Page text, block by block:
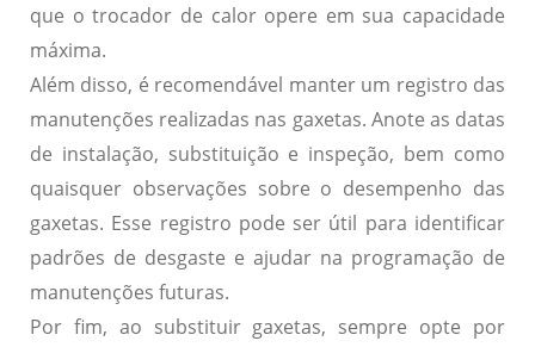
que o trocador de calor opere em sua capacidade
máxima.
Além disso, é recomendável manter um registro das
manutenções realizadas nas gaxetas. Anote as datas
de instalação, substituição e inspeção, bem como
quaisquer observações sobre o desempenho das
gaxetas. Esse registro pode ser útil para identificar
padrões de desgaste e ajudar na programação de
manutenções futuras.
Por fim, ao substituir gaxetas, sempre opte por